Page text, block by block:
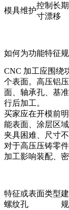
模具维护
控制长
寸漂移
如何为功能特征
CNC 加工应围绕
个表面。高压铝
面、轴承孔、基
行后加工。
买家应在开模前
能表面、涂层区
夹具困难、尺寸
对于高压压铸零
加工影响装配、
特征或表面类型
螺纹孔